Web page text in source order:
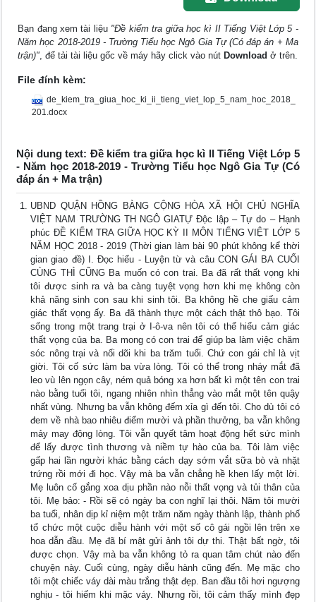
Bạn đang xem tài liệu "Đề kiểm tra giữa học kì II Tiếng Việt Lớp 5 -
Năm học 2018-2019 - Trường Tiểu học Ngô Gia Tự (Có đáp án + Ma
trận)", để tải tài liệu gốc về máy hãy click vào nút Download ở trên.
File đính kèm:
de_kiem_tra_giua_hoc_ki_ii_tieng_viet_lop_5_nam_hoc_2018_
201.docx
Nội dung text: Đề kiểm tra giữa học kì II Tiếng Việt Lớp 5
- Năm học 2018-2019 - Trường Tiểu học Ngô Gia Tự (Có
đáp án + Ma trận)
UBND QUẬN HỒNG BÀNG CỘNG HÒA XÃ HỘI CHỦ NGHĨA
VIỆT NAM TRƯỜNG TH NGÔ GIATỰ Độc lập – Tự do – Hạnh
phúc ĐỀ KIỂM TRA GIỮA HỌC KỲ II MÔN TIẾNG VIỆT LỚP 5
NĂM HỌC 2018 - 2019 (Thời gian làm bài 90 phút không kể thời
gian giao đề) I. Đọc hiểu - Luyện từ và câu CON GÁI BA CUỐI
CÙNG THÌ CŨNG Ba muốn có con trai. Ba đã rất thất vọng khi
tôi được sinh ra và ba càng tuyệt vọng hơn khi mẹ không còn
khả năng sinh con sau khi sinh tôi. Ba không hề che giấu cảm
giác thất vọng ấy. Ba đã thành thực một cách thật thô bạo. Tôi
sống trong một trang trại ở I-ô-va nên tôi có thể hiểu cảm giác
thất vọng của ba. Ba mong có con trai để giúp ba làm việc chăm
sóc nông trại và nối dõi khi ba trăm tuổi. Chứ con gái chỉ là vịt
giời. Tôi cố sức làm ba vừa lòng. Tôi có thể trong nháy mắt đã
leo vù lên ngọn cây, ném quả bóng xa hơn bất kì một tên con trai
nào bằng tuổi tôi, ngang nhiên nhìn thẳng vào mắt một tên quậy
nhất vùng. Nhưng ba vẫn không đếm xỉa gì đến tôi. Cho dù tôi có
đem về nhà bao nhiêu điểm mười và phần thưởng, ba vẫn không
mảy may động lòng. Tôi vẫn quyết tâm hoạt động hết sức mình
để lấy được tình thương và niềm tự hào của ba. Tôi làm việc
gấp hai lần người khác bằng cách dạy sớm vắt sữa bò và nhặt
trứng rồi mới đi học. Vậy mà ba vẫn chẳng hề khen lấy một lời.
Mẹ luôn cố gắng xoa dịu phần nào nỗi thất vọng và tủi thân của
tôi. Mẹ bảo: - Rồi sẽ có ngày ba con nghĩ lại thôi. Năm tôi mười
ba tuổi, nhân dịp kỉ niệm một trăm năm ngày thành lập, thành phố
tổ chức một cuộc diễu hành với một số cô gái ngồi lên trên xe
hoa dẫn đầu. Mẹ đã bí mật gửi ảnh tôi dự thi. Thật bất ngờ, tôi
được chọn. Vậy mà ba vẫn không tỏ ra quan tâm chút nào đến
chuyện này. Cuối cùng, ngày diễu hành cũng đến. Mẹ mặc cho
tôi một chiếc váy dài màu trắng thật đẹp. Ban đầu tôi hơi ngượng
nghịu - tôi hiếm khi mặc váy. Nhưng rồi, tôi cảm thấy mình đẹp